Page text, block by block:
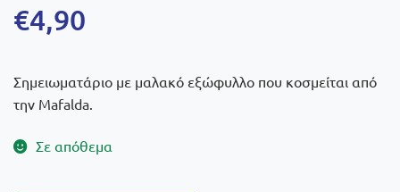
€4,90
Σημειωματάριο με μαλακό εξώφυλλο που κοσμείται από
την Mafalda.
Σε απόθεμα